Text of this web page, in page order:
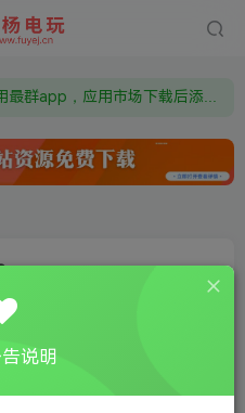
需要什么游戏请联系客服，若链接失效请联系客服，百度网盘边上的激活码也是解压密码
由于微信被封，沟通工具使用最群app，应用市场下载后添加好友：Y9FA49 以后用最群交流解决问题。不再使用微信！
装视频教程 ③ 游戏运行
说明